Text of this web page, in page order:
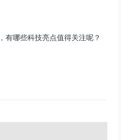
哪些科技亮点值得关注呢？